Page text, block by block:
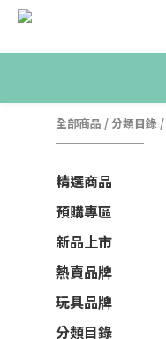
全部商品 /分類目錄 /
精選商品
預購專區
新品上市
熱賣品牌
玩具品牌
分類目錄